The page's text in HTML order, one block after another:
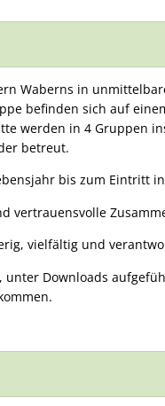
Waberns in
befinden sich auf
werden in 4 Gruppen
betreut.
bis zum Eintritt
vertrauensvolle
vielfältig und
unter Downloads